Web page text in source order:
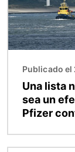
Publicado el
Una lista
sea un
Pfizer